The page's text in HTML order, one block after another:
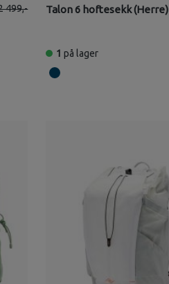
499,-
Talon 6 hoftesekk (Herre)
1 på lager